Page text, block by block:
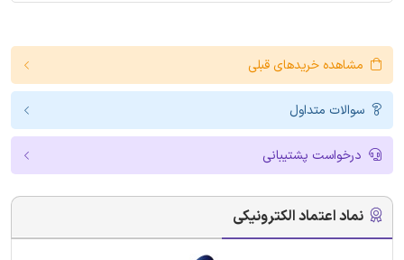
مشاهده خریدهای قبلی
سوالات متداول
درخواست پشتیبانی
نماد اعتماد الکترونیکی